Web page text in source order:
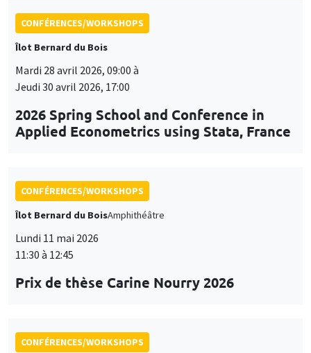
CONFÉRENCES/WORKSHOPS
Îlot Bernard du Bois
Mardi 28 avril 2026, 09:00 à
Jeudi 30 avril 2026, 17:00
2026 Spring School and Conference in
Applied Econometrics using Stata, France
CONFÉRENCES/WORKSHOPS
Îlot Bernard du BoisAmphithéâtre
Lundi 11 mai 2026
11:30 à 12:45
Prix de thèse Carine Nourry 2026
CONFÉRENCES/WORKSHOPS